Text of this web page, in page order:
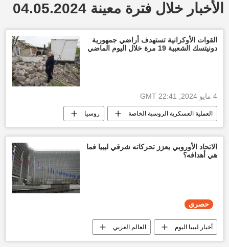
الأخبار خلال فترة معينة 04.05.2024
القوات الأوكرانية تستهدف أراضي جمهورية
دونيتسك الشعبية 19 مرة خلال اليوم الماضي
4 مايو 2024, 22:41 GMT
العملية العسكرية الروسية الخاصة روسيا
أخبار أوكرانيا القوات الأوكرانية
أخبار جمهورية دونيتسك
الاتحاد الأوروبي يعزز تحركاته شرقي ليبيا فما
هي أهدافه؟
حصري
أخبار ليبيا اليوم العالم العربي
تقارير سبوتنيك أخبار الاتحاد الأوروبي